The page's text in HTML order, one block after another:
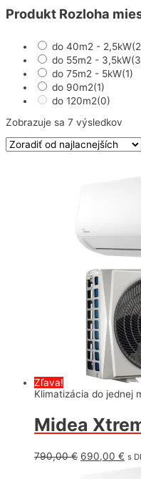
Produkt Rozloha
do 40m2 - 2,5kW
do 55m2 - 3,5kW
do 75m2 - 5kW(1)
do 90m2(1)
do 120m2(0)
Zobrazuje sa 7 výsledkov
ceny:
od
Zľava!
Klimatizácia do jednej
Midea
790,00€ Pôvodná
690,00 € s